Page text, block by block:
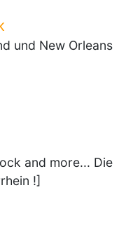
und New Orleans
and more... Die
!]